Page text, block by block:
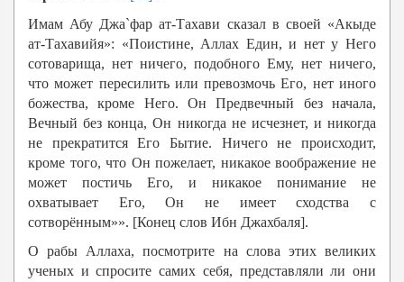
Имам Абу Джа`фар ат-Тахави сказал в своей «Акыде
ат-Тахавийя»: «Поистине, Аллах Един, и нет у Него
сотоварища, нет ничего, подобного Ему, нет ничего,
что может пересилить или превозмочь Его, нет иного
божества, кроме Него. Он Предвечный без начала,
Вечный без конца, Он никогда не исчезнет, и никогда
не прекратится Его Бытие. Ничего не происходит,
кроме того, что Он пожелает, никакое воображение не
может постичь Его, и никакое понимание не
охватывает Его, Он не имеет сходства с
сотворённым»». [Конец слов Ибн Джахбаля].
О рабы Аллаха, посмотрите на слова этих великих
ученых и спросите самих себя, представляли ли они